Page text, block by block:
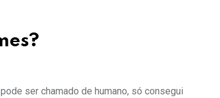
ser chamado de humano, só consegui